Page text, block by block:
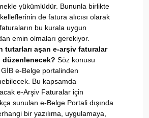
yükümlüdür. Bununla birlikte
de fatura alıcısı olarak
faturaların bu kurala uygun
emin olmaları gerekiyor.
tutarları aşan e-arşiv faturalar
düzenlenecek? Söz konusu
e-Belge portalinden
Bu kapsamda
e-Arşiv Faturalar için
sunulan e-Belge Portali dışında
bir yazılıma, uygulamaya,